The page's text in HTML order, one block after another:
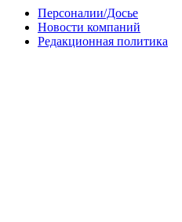
Персоналии/Досье
Новости компаний
Редакционная политика